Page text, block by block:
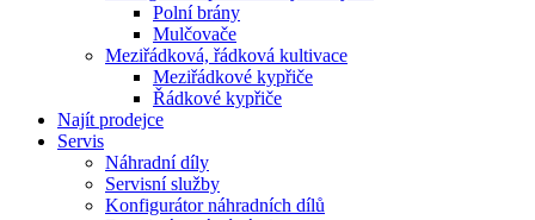
Polní brány
Mulčovače
Meziřádková, řádková kultivace
Meziřádkové kypřiče
Řádkové kypřiče
Najít prodejce
Servis
Náhradní díly
Servisní služby
Konfigurátor náhradních dílů